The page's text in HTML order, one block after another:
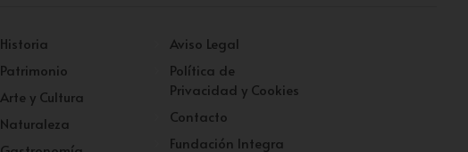
Historia
Patrimonio
Arte y Cultura
Naturaleza
Aviso Legal
Política de
Privacidad y Cookies
Contacto
Fundación Integra